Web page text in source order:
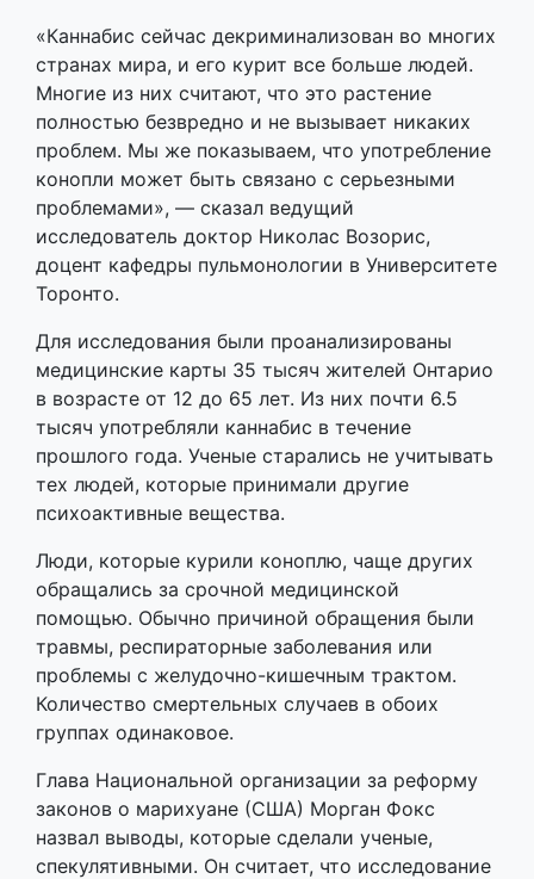
«Каннабис сейчас декриминализован во многих
странах мира, и его курит все больше людей.
Многие из них считают, что это растение
полностью безвредно и не вызывает никаких
проблем. Мы же показываем, что употребление
конопли может быть связано с серьезными
проблемами», — сказал ведущий
исследователь доктор Николас Возорис,
доцент кафедры пульмонологии в Университете
Торонто.
Для исследования были проанализированы
медицинские карты 35 тысяч жителей Онтарио
в возрасте от 12 до 65 лет. Из них почти 6.5
тысяч употребляли каннабис в течение
прошлого года. Ученые старались не учитывать
тех людей, которые принимали другие
психоактивные вещества.
Люди, которые курили коноплю, чаще других
обращались за срочной медицинской
помощью. Обычно причиной обращения были
травмы, респираторные заболевания или
проблемы с желудочно-кишечным трактом.
Количество смертельных случаев в обоих
группах одинаковое.
Глава Национальной организации за реформу
законов о марихуане (США) Морган Фокс
назвал выводы, которые сделали ученые,
спекулятивными. Он считает, что исследование